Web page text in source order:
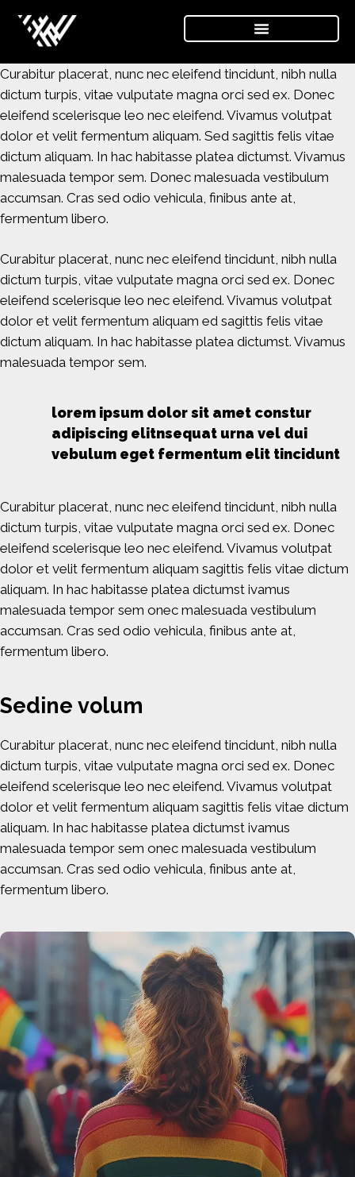
Curabitur placerat, nunc nec eleifend tincidunt, nibh nulla
dictum turpis, vitae vulputate magna orci sed ex. Donec
eleifend scelerisque leo nec eleifend. Vivamus volutpat
dolor et velit fermentum aliquam. Sed sagittis felis vitae
dictum aliquam. In hac habitasse platea dictumst. Vivamus
malesuada tempor sem. Donec malesuada vestibulum
accumsan. Cras sed odio vehicula, finibus ante at,
fermentum libero.
Curabitur placerat, nunc nec eleifend tincidunt, nibh nulla
dictum turpis, vitae vulputate magna orci sed ex. Donec
eleifend scelerisque leo nec eleifend. Vivamus volutpat
dolor et velit fermentum aliquam ed sagittis felis vitae
dictum aliquam. In hac habitasse platea dictumst. Vivamus
malesuada tempor sem.
lorem ipsum dolor sit amet constur
adipiscing elitnsequat urna vel dui
vebulum eget fermentum elit tincidunt
Curabitur placerat, nunc nec eleifend tincidunt, nibh nulla
dictum turpis, vitae vulputate magna orci sed ex. Donec
eleifend scelerisque leo nec eleifend. Vivamus volutpat
dolor et velit fermentum aliquam sagittis felis vitae dictum
aliquam. In hac habitasse platea dictumst ivamus
malesuada tempor sem onec malesuada vestibulum
accumsan. Cras sed odio vehicula, finibus ante at,
fermentum libero.
Sedine volum
Curabitur placerat, nunc nec eleifend tincidunt, nibh nulla
dictum turpis, vitae vulputate magna orci sed ex. Donec
eleifend scelerisque leo nec eleifend. Vivamus volutpat
dolor et velit fermentum aliquam sagittis felis vitae dictum
aliquam. In hac habitasse platea dictumst ivamus
malesuada tempor sem onec malesuada vestibulum
accumsan. Cras sed odio vehicula, finibus ante at,
fermentum libero.